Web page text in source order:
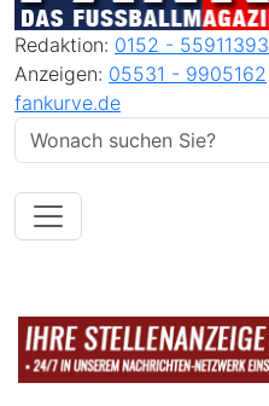
Redaktion: 0152 - 55911393
Anzeigen: 05531 - 9905162
fankurve.de